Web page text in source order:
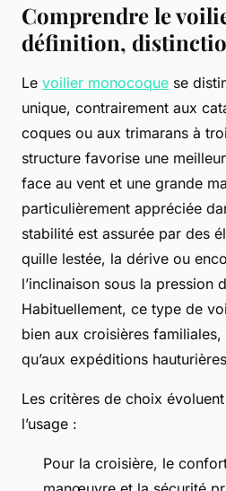
Comprendre le
définition,
Le voilier monocoque se
unique, contrairement aux
coques ou aux trimarans à
structure favorise une
face au vent et une grande
particulièrement appréciée
stabilité est assurée par des
quille lestée, la dérive ou
l’inclinaison sous la pression
Habituellement, ce type de
bien aux croisières
qu’aux expéditions
Les critères de choix
l’usage :
Pour la croisière, le